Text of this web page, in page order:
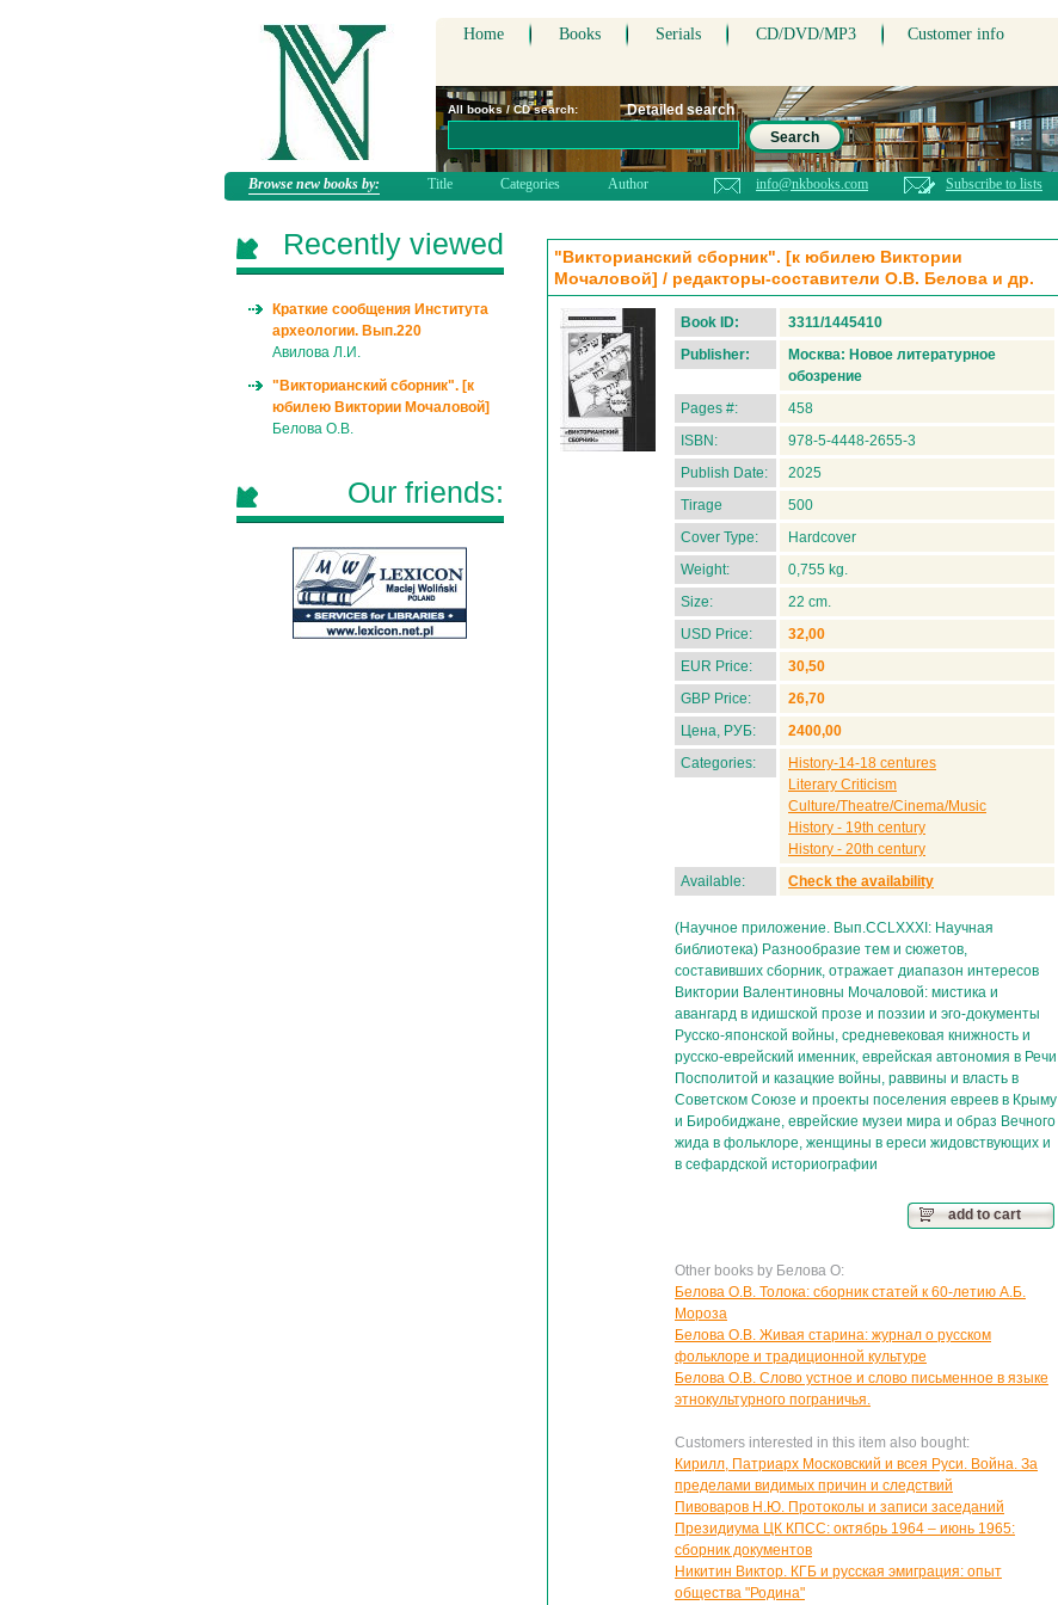
Home Books Serials CD/DVD/MP3 Customer info
All books / CD search:
Detailed search
Search
Browse new books by: Title Categories Author info@nkbooks.com Subscribe to lists
"Викторианский сборник". [к юбилею Виктории
Мочаловой] / редакторы-составители О.В. Белова и др.
Book ID:
3311/1445410
Publisher:
Москва: Новое литературное
обозрение
Pages #:
458
ISBN:
978-5-4448-2655-3
Publish Date:
2025
Tirage
500
Cover Type:
Hardcover
Weight:
0,755 kg.
Size:
22 cm.
USD Price:
32,00
EUR Price:
30,50
GBP Price:
26,70
Цена, РУБ:
2400,00
Categories:
History-14-18 centures
Literary Criticism
Culture/Theatre/Cinema/Music
History - 19th century
History - 20th century
Available:
Check the availability
(Научное приложение. Вып.CCLXXXI: Научная
библиотека) Разнообразие тем и сюжетов,
составивших сборник, отражает диапазон интересов
Виктории Валентиновны Мочаловой: мистика и
авангард в идишской прозе и поэзии и эго-документы
Русско-японской войны, средневековая книжность и
русско-еврейский именник, еврейская автономия в Речи
Посполитой и казацкие войны, раввины и власть в
Советском Союзе и проекты поселения евреев в Крыму
и Биробиджане, еврейские музеи мира и образ Вечного
жида в фольклоре, женщины в ереси жидовствующих и
в сефардской историографии
add to cart
Other books by Белова О:
Белова О.В. Толока: сборник статей к 60-летию А.Б.
Мороза
Белова О.В. Живая старина: журнал о русском
фольклоре и традиционной культуре
Белова О.В. Слово устное и слово письменное в языке
этнокультурного пограничья.
Customers interested in this item also bought:
Кирилл, Патриарх Московский и всея Руси. Война. За
пределами видимых причин и следствий
Пивоваров Н.Ю. Протоколы и записи заседаний
Президиума ЦК КПСС: октябрь 1964 – июнь 1965:
сборник документов
Никитин Виктор. КГБ и русская эмиграция: опыт
общества "Родина"
Recently viewed
Краткие сообщения Института
археологии. Вып.220
Авилова Л.И.
"Викторианский сборник". [к
юбилею Виктории Мочаловой]
Белова О.В.
Our friends: